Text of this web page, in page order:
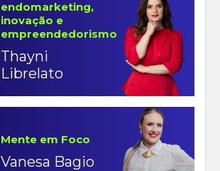
endomarketing,
inovação e
empreendedorismo
Thayni
Librelato
Mente em Foco
Vanesa Bagio